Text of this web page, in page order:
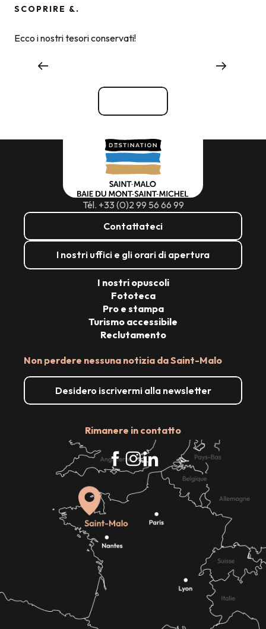
SCOPRIRE &.
Ecco i nostri tesori conservati!
Le pepite della natura’–impostazione IT
Tél. +33 (0)2 99 56 66 99
Contattateci
I nostri uffici e gli orari di apertura
Non perdere nessuna notizia da Saint-Malo
Desidero iscrivermi alla newsletter
Rimanere in contatto
I nostri opuscoli
Fototeca
Pro e stampa
Turismo accessibile
Reclutamento